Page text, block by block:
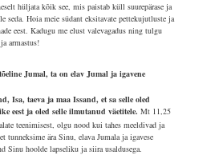
hüljata kõik see, mis paistab küll suurepärase ja
seda. Hoia meie südant eksitavate pettekujutluste ja
eest. Kadugu me elust valevagadus ning tulgu
armastus!
Jumal, ta on elav Jumal ja igavene
Isa, taeva ja maa Issand, et sa selle oled
eest ja oled selle ilmutanud väetitele.Mt 11,25
teenimisest, olgu nood kui tahes meeldivad ja
tunneksime ära Sinu, elava Jumala ja igavese
Sinu hoolde lapseliku ja siira usaldusega.